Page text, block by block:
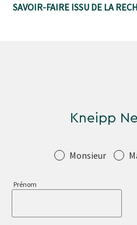
SAVOIR-FAIRE ISSU DE LA
Kneipp
SalutationMonsieur
Prénom